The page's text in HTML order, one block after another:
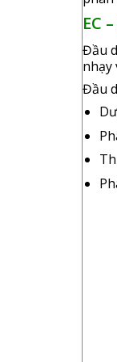
EC
Đầu
nhạy
Đầu